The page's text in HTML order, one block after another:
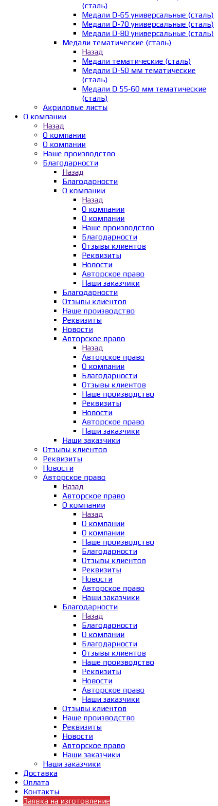
(сталь)
Медали D-65 универсальные (сталь)
Медали D-70 универсальные (сталь)
Медали D-80 универсальные (сталь)
Медали тематические (сталь)
Назад
Медали тематические (сталь)
Медали D-50 мм тематические
(сталь)
Медали D 55-60 мм тематические
(сталь)
Акриловые листы
О компании
Назад
О компании
О компании
Наше производство
Благодарности
Назад
Благодарности
О компании
Назад
О компании
О компании
Наше производство
Благодарности
Отзывы клиентов
Реквизиты
Новости
Авторское право
Наши заказчики
Благодарности
Отзывы клиентов
Наше производство
Реквизиты
Новости
Авторское право
Назад
Авторское право
О компании
Благодарности
Отзывы клиентов
Наше производство
Реквизиты
Новости
Авторское право
Наши заказчики
Наши заказчики
Отзывы клиентов
Реквизиты
Новости
Авторское право
Назад
Авторское право
О компании
Назад
О компании
О компании
Наше производство
Благодарности
Отзывы клиентов
Реквизиты
Новости
Авторское право
Наши заказчики
Благодарности
Назад
Благодарности
О компании
Благодарности
Отзывы клиентов
Наше производство
Реквизиты
Новости
Авторское право
Наши заказчики
Отзывы клиентов
Наше производство
Реквизиты
Новости
Авторское право
Наши заказчики
Наши заказчики
Доставка
Оплата
Контакты
Заявка на изготовление